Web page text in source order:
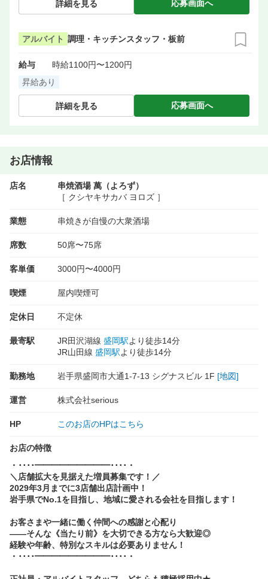
詳細を見る 応募画面へ
アルバイト 調理・キッチンスタッフ・板前
給与
時給1100円〜1200円
昇給あり
詳細を見る 応募画面へ
お店情報
店名
串焼酒場 萬（よろず）
［ クシヤキサカバ ヨロズ ］
業態 串焼きが自慢の大衆酒場
席数 50席〜75席
客単価 3000円〜4000円
喫煙 屋内喫煙可
定休日 不定休
最寄駅 JR田沢湖線 盛岡駅より徒歩14分
JR山田線 盛岡駅より徒歩14分
勤務地 岩手県盛岡市大通1-7-13 シグナスビル 1F [地図]
運営 株式会社serious
HP このお店のHPはこちら
お店の特徴
・････━━━━━━━━━････・
＼店舗拡大を見据えた増員募集です！／
2029年3月までに3店舗出店計画中！
岩手県でNo.1を目指し、地域に愛される会社を目指します！
お客さまや一緒に働く仲間への感謝と心配り
――そんな《当たり前》を大切できる方なら大歓迎◎
経験や年齢、特別なスキルは必要ありません！
・････━━━━━━━━━････・